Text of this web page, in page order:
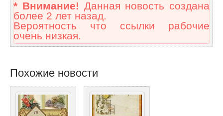
* Внимание! Данная новость создана
более 2 лет назад.
Вероятность что ссылки рабочие
очень низкая.
Похожие новости